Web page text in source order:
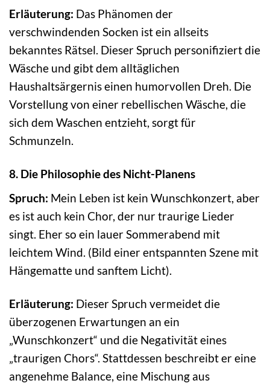
Erläuterung: Das Phänomen der
verschwindenden Socken ist ein allseits
bekanntes Rätsel. Dieser Spruch personifiziert die
Wäsche und gibt dem alltäglichen
Haushaltsärgernis einen humorvollen Dreh. Die
Vorstellung von einer rebellischen Wäsche, die
sich dem Waschen entzieht, sorgt für
Schmunzeln.
8. Die Philosophie des Nicht-Planens
Spruch: Mein Leben ist kein Wunschkonzert, aber
es ist auch kein Chor, der nur traurige Lieder
singt. Eher so ein lauer Sommerabend mit
leichtem Wind. (Bild einer entspannten Szene mit
Hängematte und sanftem Licht).
Erläuterung: Dieser Spruch vermeidet die
überzogenen Erwartungen an ein
„Wunschkonzert“ und die Negativität eines
„traurigen Chors“. Stattdessen beschreibt er eine
angenehme Balance, eine Mischung aus